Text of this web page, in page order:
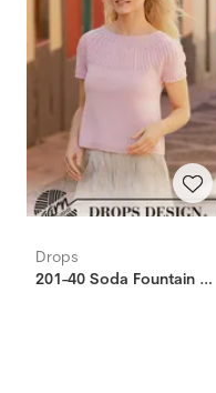
Drops
201-40 Soda Fountain topp